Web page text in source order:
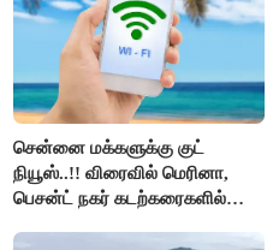
சென்னை மக்களுக்கு குட்
நியூஸ்..!! விரைவில் மெரினா,
பெசன்ட் நகர் கடற்கரைகளில்